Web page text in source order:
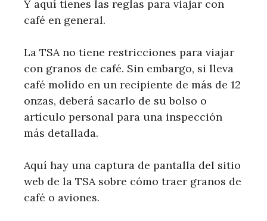
Y aquí tienes las reglas para viajar con
café en general.
La TSA no tiene restricciones para viajar
con granos de café. Sin embargo, si lleva
café molido en un recipiente de más de 12
onzas, deberá sacarlo de su bolso o
artículo personal para una inspección
más detallada.
Aquí hay una captura de pantalla del sitio
web de la TSA sobre cómo traer granos de
café o aviones.